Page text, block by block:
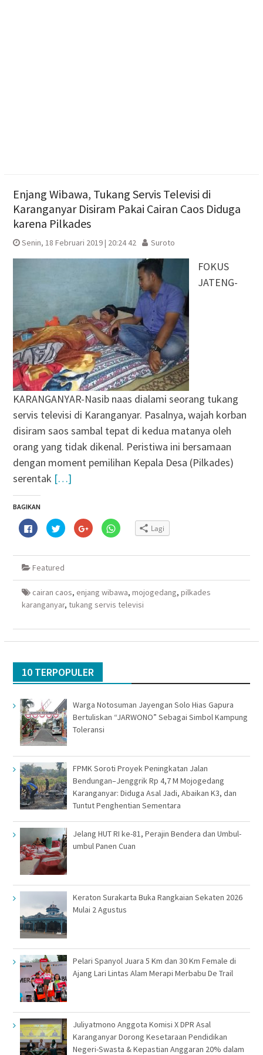
Enjang Wibawa, Tukang Servis Televisi di
Karanganyar Disiram Pakai Cairan Caos Diduga
karena Pilkades
Senin, 18 Februari 2019 | 20:24 42 Suroto
FOKUS
JATENG-
KARANGANYAR-Nasib naas dialami seorang tukang
servis televisi di Karanganyar. Pasalnya, wajah korban
disiram saos sambal tepat di kedua matanya oleh
orang yang tidak dikenal. Peristiwa ini bersamaan
dengan moment pemilihan Kepala Desa (Pilkades)
serentak […]
BAGIKAN
Klik
untuk
membagikan
Facebook(Membuka
jendela
baru)
Klik
untuk
berbagi
Twitter(Membuka
jendela
baru)
Klik
untuk
berbagi
Google+
yang
baru)
Klik
untuk
WhatsApp(Membuka
baru)
Lagi
Featured
cairan caos, enjang wibawa, mojogedang, pilkades
karanganyar, tukang servis televisi
10 TERPOPULER
Warga Notosuman Jayengan Solo Hias Gapura
Bertuliskan “JARWONO” Sebagai Simbol Kampung
Toleransi
FPMK Soroti Proyek Peningkatan Jalan
Bendungan–Jenggrik Rp 4,7 M Mojogedang
Karanganyar: Diduga Asal Jadi, Abaikan K3, dan
Tuntut Penghentian Sementara
Jelang HUT RI ke-81, Perajin Bendera dan Umbul-
umbul Panen Cuan
Keraton Surakarta Buka Rangkaian Sekaten 2026
Mulai 2 Agustus
Pelari Spanyol Juara 5 Km dan 30 Km Female di
Ajang Lari Lintas Alam Merapi Merbabu De Trail
Juliyatmono Anggota Komisi X DPR Asal
Karanganyar Dorong Kesetaraan Pendidikan
Negeri-Swasta & Kepastian Anggaran 20% dalam